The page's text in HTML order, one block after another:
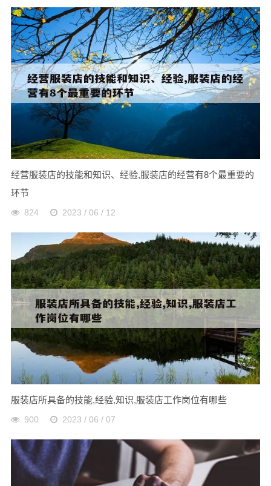
经营服装店的技能和知识、经验,服装店的经营有8个最重要的
环节
824 2023 / 06 / 12
服装店所具备的技能,经验,知识,服装店工作岗位有哪些
900 2023 / 06 / 07